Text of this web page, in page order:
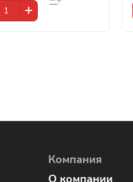
Компания
О компании